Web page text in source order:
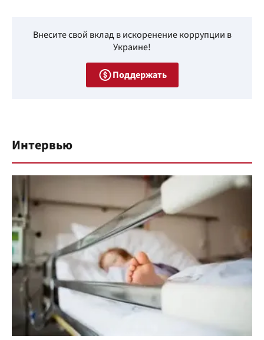
Внесите свой вклад в искоренение коррупции в
Украине!
Поддержать
Интервью